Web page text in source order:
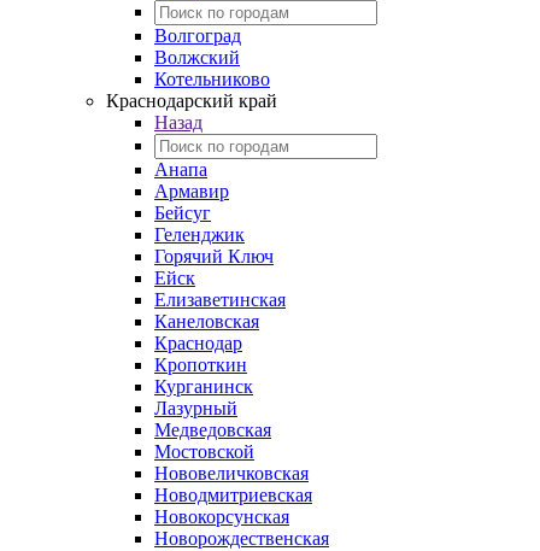
Волгоград
Волжский
Котельниково
Краснодарский край
Назад
Анапа
Армавир
Бейсуг
Геленджик
Горячий Ключ
Ейск
Елизаветинская
Канеловская
Краснодар
Кропоткин
Курганинск
Лазурный
Медведовская
Мостовской
Нововеличковская
Новодмитриевская
Новокорсунская
Новорождественская